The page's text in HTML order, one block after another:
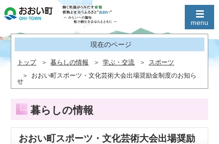
現在のページ
トップ 暮らしの情報 学ぶ・交流
スポーツ
おおい町スポーツ・文化芸術大会出場奨励金制度のお知ら
せ
暮らしの情報
おおい町スポーツ・文化芸術大会出場奨励